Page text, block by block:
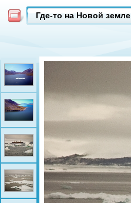
Где-то на Новой земле